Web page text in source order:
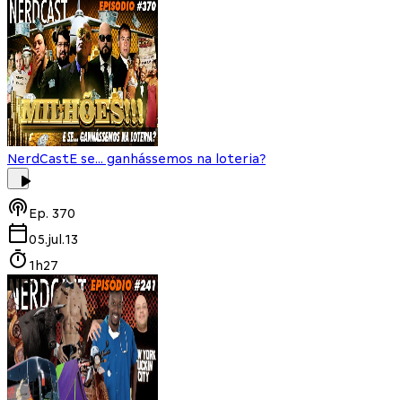
NerdCastE se... ganhássemos na loteria?
Ep. 370
05.jul.13
1h27